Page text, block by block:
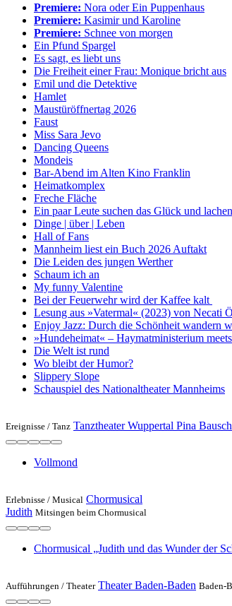
Premiere: Nora oder Ein Puppenhaus
Premiere: Kasimir und Karoline
Premiere: Schnee von morgen
Ein Pfund Spargel
Es sagt, es liebt uns
Die Freiheit einer Frau: Monique bricht aus
Emil und die Detektive
Hamlet
Maustüröffnertag 2026
Faust
Miss Sara Jevo
Dancing Queens
Mondeis
Bar-Abend im Alten Kino Franklin
Heimatkomplex
Freche Fläche
Ein paar Leute suchen das Glück und
Dinge | über | Leben
Hall of Fans
Mannheim liest ein Buch 2026 Auftakt
Die Leiden des jungen Werther
Schaum ich an
My funny Valentine
Bei der Feuer­wehr wird der Kaffee kalt
Lesung aus »Vatermal« (2023) von Necati
Enjoy Jazz: Durch die Schönheit wandern
»Hundeheimat« – Haymat­ministerium
Die Welt ist rund
Wo bleibt der Humor?
Slippery Slope
Schauspiel des Nationaltheater Mannheims
Ereignisse / Tanz Tanztheater Wuppertal Pina Bausch
Vollmond
Erlebnisse / Musical Chormusical
Judith Mitsingen beim Chormusical
Chormusical „Judith und das Wunder der
Aufführungen / Theater Theater Baden-Baden Baden-